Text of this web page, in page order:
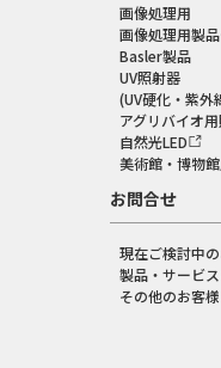
画像処理用
画像処理用製
Basler製品
UV照射器
(UV硬化・紫外
アグリバイオ
自然光LED
美術館・博物
お問合せ
現在ご検討中
製品・サービ
その他のお客様